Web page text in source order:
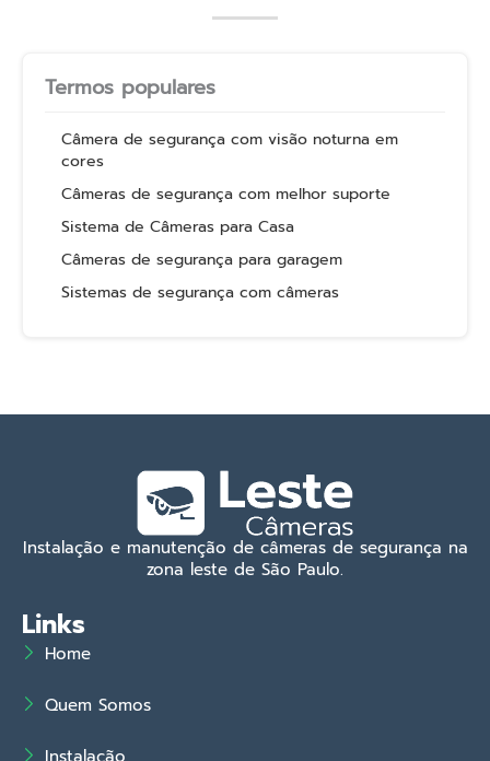
Termos populares
Câmera de segurança com visão noturna em
cores
Câmeras de segurança com melhor suporte
Sistema de Câmeras para Casa
Câmeras de segurança para garagem
Sistemas de segurança com câmeras
Instalação e manutenção de câmeras de segurança na
zona leste de São Paulo.
Links
Home
Quem Somos